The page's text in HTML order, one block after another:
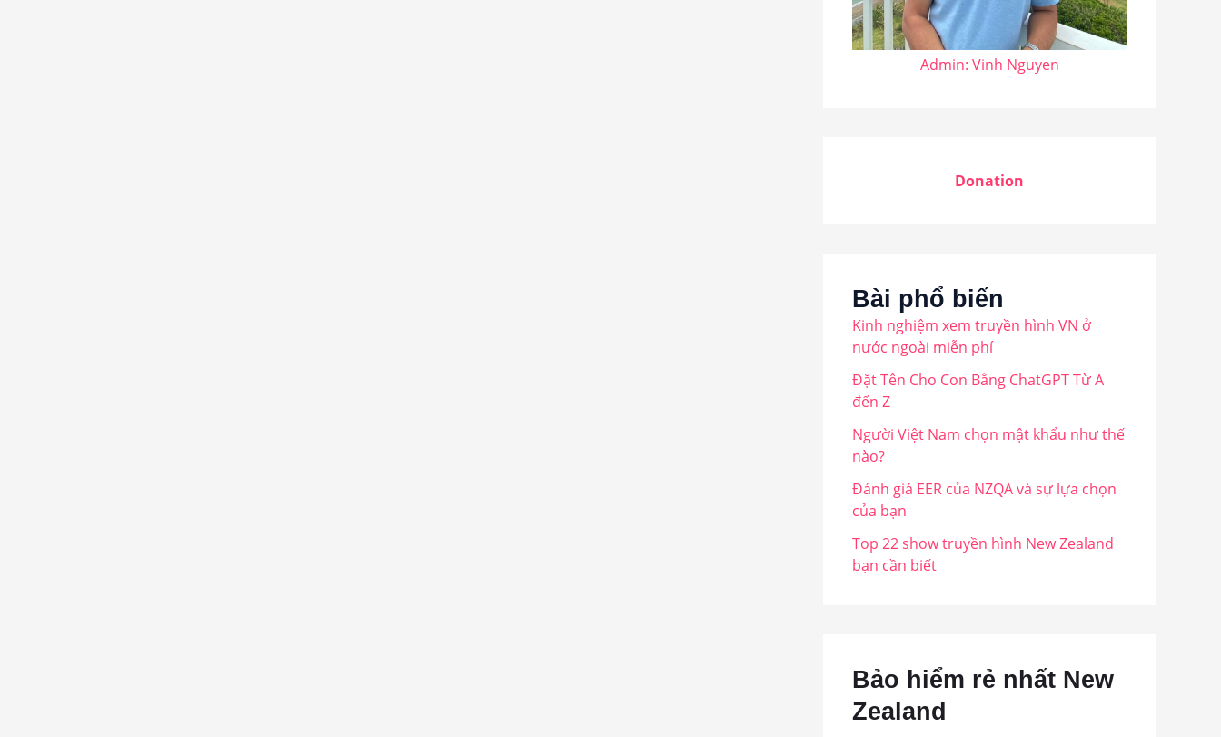
Admin: Vinh Nguyen
Donation
Bài phổ biến
Kinh nghiệm xem truyền hình VN ở
nước ngoài miễn phí
Đặt Tên Cho Con Bằng ChatGPT Từ A
đến Z
Người Việt Nam chọn mật khẩu như thế
nào?
Đánh giá EER của NZQA và sự lựa chọn
của bạn
Top 22 show truyền hình New Zealand
bạn cần biết
Bảo hiểm rẻ nhất New
Zealand